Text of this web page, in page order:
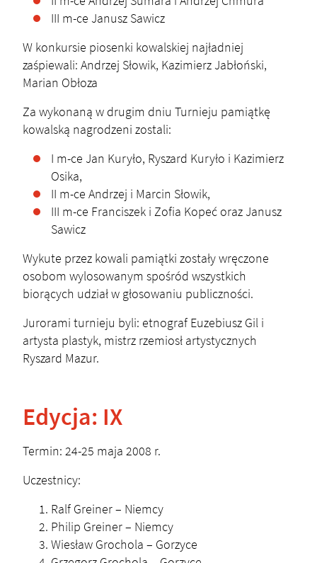
III m-ce Janusz Sawicz
W konkursie piosenki kowalskiej najładniej
zaśpiewali: Andrzej Słowik, Kazimierz Jabłoński,
Marian Obłoza
Za wykonaną w drugim dniu Turnieju pamiątkę
kowalską nagrodzeni zostali:
I m-ce Jan Kuryło, Ryszard Kuryło i Kazimierz
Osika,
II m-ce Andrzej i Marcin Słowik,
III m-ce Franciszek i Zofia Kopeć oraz Janusz
Sawicz
Wykute przez kowali pamiątki zostały wręczone
osobom wylosowanym spośród wszystkich
biorących udział w głosowaniu publiczności.
Jurorami turnieju byli: etnograf Euzebiusz Gil i
artysta plastyk, mistrz rzemiosł artystycznych
Ryszard Mazur.
Edycja: IX
Termin: 24-25 maja 2008 r.
Uczestnicy:
Ralf Greiner – Niemcy
Philip Greiner – Niemcy
Wiesław Grochola – Gorzyce